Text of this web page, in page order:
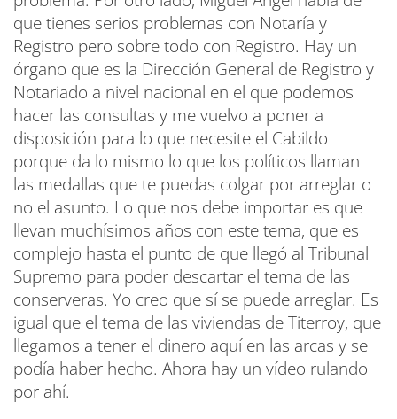
que tienes serios problemas con Notaría y
Registro pero sobre todo con Registro. Hay un
órgano que es la Dirección General de Registro y
Notariado a nivel nacional en el que podemos
hacer las consultas y me vuelvo a poner a
disposición para lo que necesite el Cabildo
porque da lo mismo lo que los políticos llaman
las medallas que te puedas colgar por arreglar o
no el asunto. Lo que nos debe importar es que
llevan muchísimos años con este tema, que es
complejo hasta el punto de que llegó al Tribunal
Supremo para poder descartar el tema de las
conserveras. Yo creo que sí se puede arreglar. Es
igual que el tema de las viviendas de Titerroy, que
llegamos a tener el dinero aquí en las arcas y se
podía haber hecho. Ahora hay un vídeo rulando
por ahí.